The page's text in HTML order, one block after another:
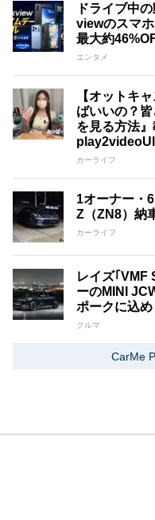
ドライブ中
viewのスマ
最大約
エンタメ
【オットキ
ばいいの？
を見る方法
カーライフ
1オーナー・
Z（ZN8）納
カーライフ
レイズ｢VMF
ーのMINI
ポークに込
クルマ
CarMe